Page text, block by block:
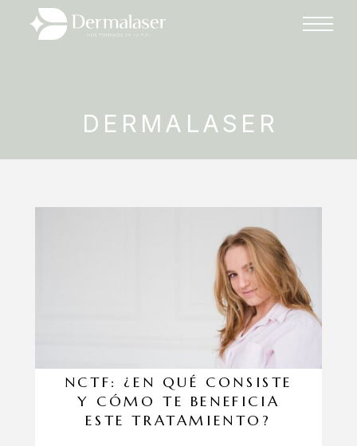
DERMALASER
NCTF: ¿EN QUÉ CONSISTE
Y CÓMO TE BENEFICIA
ESTE TRATAMIENTO?